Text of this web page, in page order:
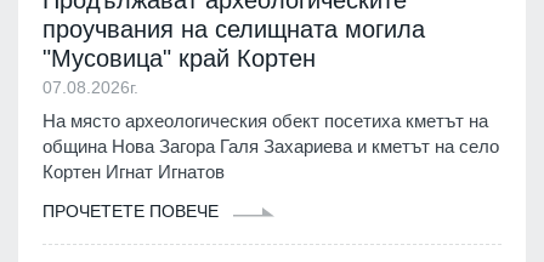
проучвания на селищната могила
"Мусовица" край Кортен
07.08.2026г.
На място археологическия обект посетиха кметът на
община Нова Загора Галя Захариева и кметът на село
Кортен Игнат Игнатов
ПРОЧЕТЕТЕ ПОВЕЧЕ